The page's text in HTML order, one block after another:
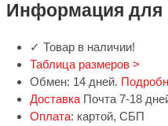
Информация для
✓ Товар в наличии!
Таблица размеров >
Обмен: 14 дней.
Доставка Почта 7-18
Оплата: картой, СБП